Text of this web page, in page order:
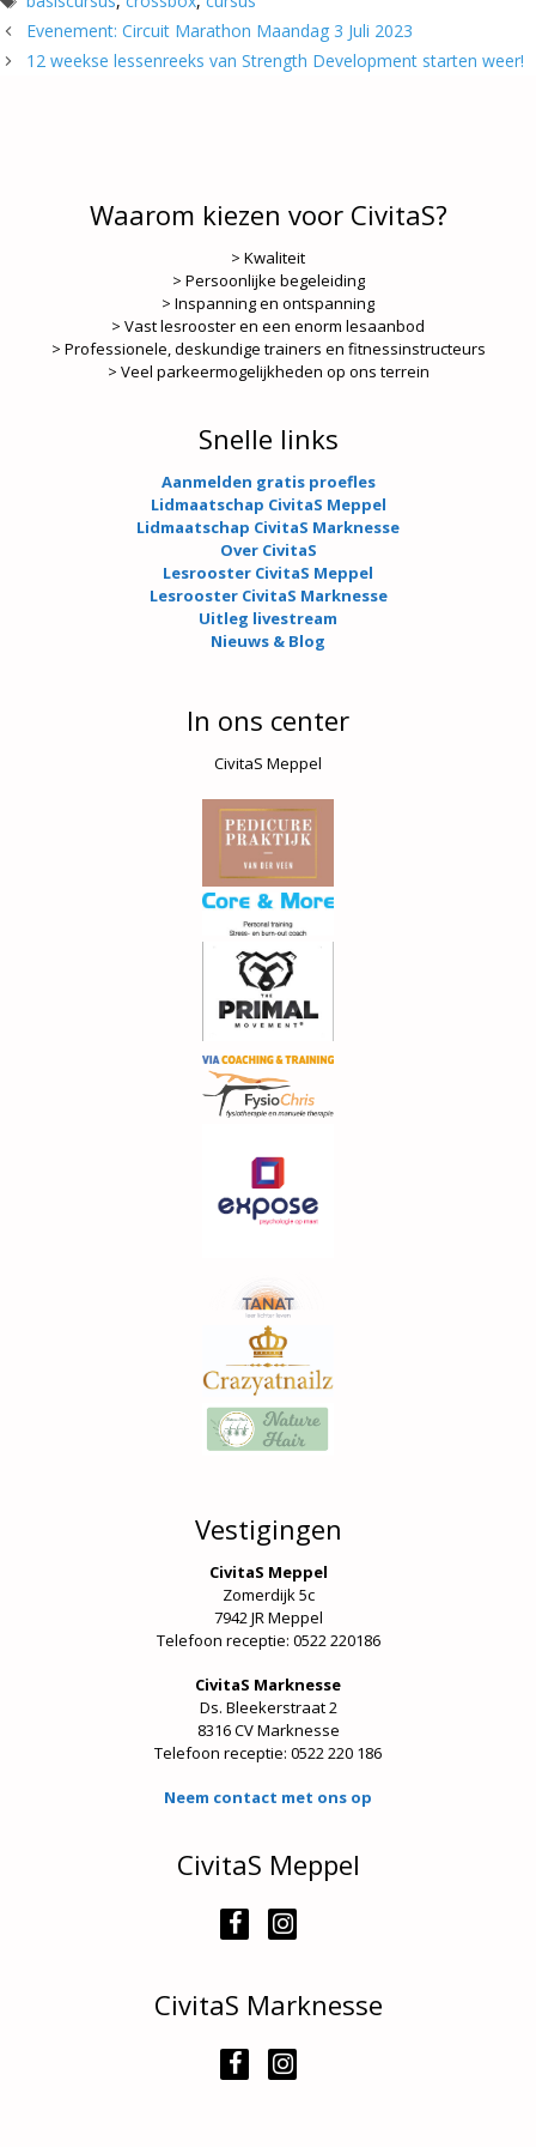
Evenement: Circuit Marathon Maandag 3 Juli 2023
12 weekse lessenreeks van Strength Development starten weer!
Waarom kiezen voor CivitaS?
> Kwaliteit
> Persoonlijke begeleiding
> Inspanning en ontspanning
> Vast lesrooster en een enorm lesaanbod
> Professionele, deskundige trainers en fitnessinstructeurs
> Veel parkeermogelijkheden op ons terrein
Snelle links
Aanmelden gratis proefles
Lidmaatschap CivitaS Meppel
Lidmaatschap CivitaS Marknesse
Over CivitaS
Lesrooster CivitaS Meppel
Lesrooster CivitaS Marknesse
Uitleg livestream
Nieuws & Blog
In ons center
CivitaS Meppel
Vestigingen
CivitaS Meppel
Zomerdijk 5c
7942 JR Meppel
Telefoon receptie: 0522 220186
CivitaS Marknesse
Ds. Bleekerstraat 2
8316 CV Marknesse
Telefoon receptie: 0522 220 186
Neem contact met ons op
CivitaS Meppel
CivitaS Marknesse